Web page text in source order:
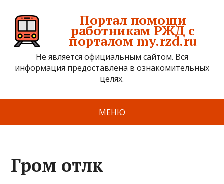
Портал помощи
работникам РЖД с
порталом my.rzd.ru
Не является официальным сайтом. Вся
информация предоставлена в ознакомительных
целях.
МЕНЮ
Гром отлк